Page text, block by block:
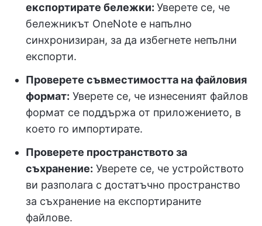
експортирате бележки: Уверете се, че
бележникът OneNote е напълно
синхронизиран, за да избегнете непълни
експорти.
Проверете съвместимостта на файловия
формат: Уверете се, че изнесеният файлов
формат се поддържа от приложението, в
което го импортирате.
Проверете пространството за
съхранение: Уверете се, че устройството
ви разполага с достатъчно пространство
за съхранение на експортираните
файлове.